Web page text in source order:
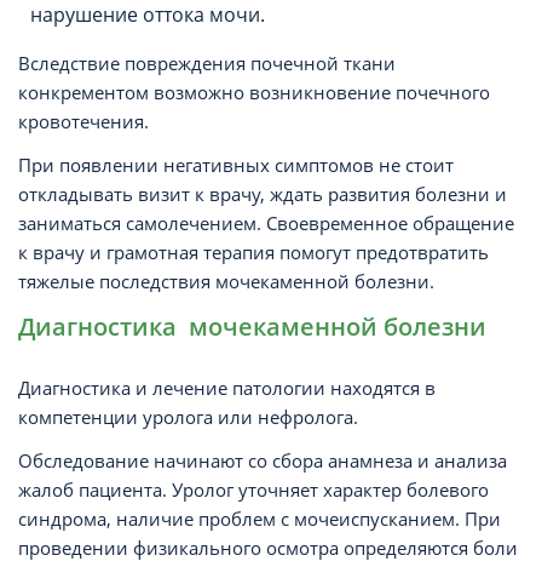
нарушение оттока мочи.
Вследствие повреждения почечной ткани
конкрементом возможно возникновение почечного
кровотечения.
При появлении негативных симптомов не стоит
откладывать визит к врачу, ждать развития болезни и
заниматься самолечением. Своевременное обращение
к врачу и грамотная терапия помогут предотвратить
тяжелые последствия мочекаменной болезни.
Диагностика мочекаменной болезни
Диагностика и лечение патологии находятся в
компетенции уролога или нефролога.
Обследование начинают со сбора анамнеза и анализа
жалоб пациента. Уролог уточняет характер болевого
синдрома, наличие проблем с мочеиспусканием. При
проведении физикального осмотра определяются боли